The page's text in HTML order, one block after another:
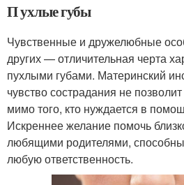
П ухлые губы
Чувственные и дружелюбные
других — отличительная черта
пухлыми губами. Материнский
чувство сострадания не
мимо того, кто нуждается в
Искреннее желание помочь
любящими родителями,
любую ответственность.